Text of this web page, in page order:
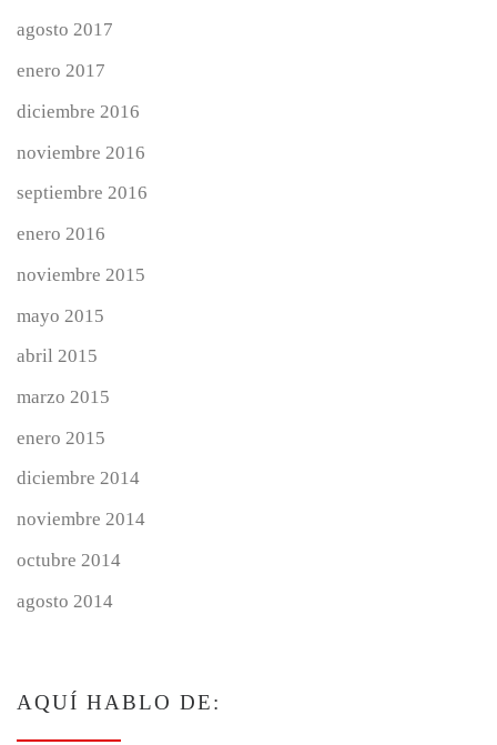
agosto 2017
enero 2017
diciembre 2016
noviembre 2016
septiembre 2016
enero 2016
noviembre 2015
mayo 2015
abril 2015
marzo 2015
enero 2015
diciembre 2014
noviembre 2014
octubre 2014
agosto 2014
AQUÍ HABLO DE: